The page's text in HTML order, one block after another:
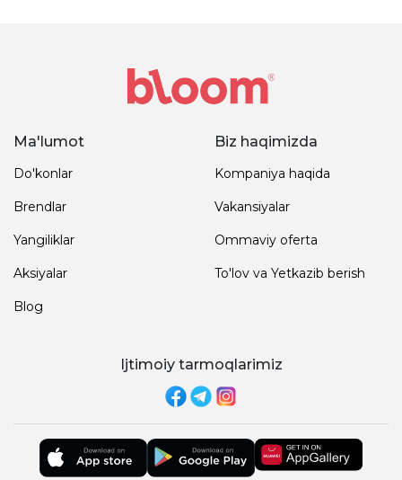
Ma'lumot
Do'konlar
Brendlar
Yangiliklar
Aksiyalar
Blog
Biz haqimizda
Kompaniya haqida
Vakansiyalar
Ommaviy oferta
To'lov va Yetkazib berish
Ijtimoiy tarmoqlarimiz